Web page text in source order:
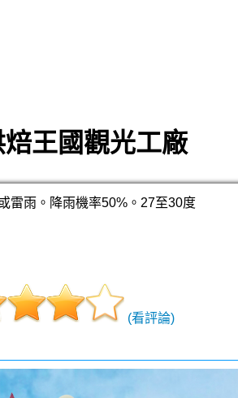
王國觀光工廠
雷雨。降雨機率50%。27至30度
(看評論)